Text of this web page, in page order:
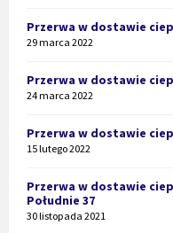
Przerwa w dostawie
29 marca 2022
Przerwa w dostawie
24 marca 2022
Przerwa w dostawie
15 lutego 2022
Przerwa w dostawie
Południe 37
30 listopada 2021